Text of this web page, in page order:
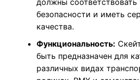
должны соответствовать
безопасности и иметь
качества.
Функциональность:
быть предназначен для
различных видах